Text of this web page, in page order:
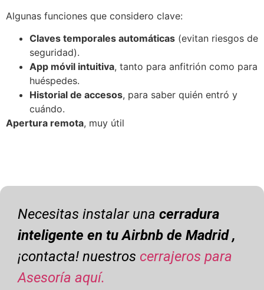
Algunas funciones que considero clave:
Claves temporales automáticas (evitan riesgos de
seguridad).
App móvil intuitiva, tanto para anfitrión como para
huéspedes.
Historial de accesos, para saber quién entró y
cuándo.
Apertura remota, muy útil
Necesitas instalar una cerradura
inteligente en tu Airbnb de Madrid ,
¡contacta! nuestros cerrajeros para
Asesoría aquí.